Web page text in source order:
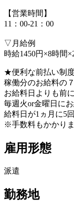
【営業時間】
11：00-21：00
▽月給例
時給1450円×8時間
★便利な前払い制
稼働分のお給料の
お給料日よりも前
毎週火or金曜日に
給料日が1ヵ月に5
※手数料もかかり
雇用形態
派遣
勤務地